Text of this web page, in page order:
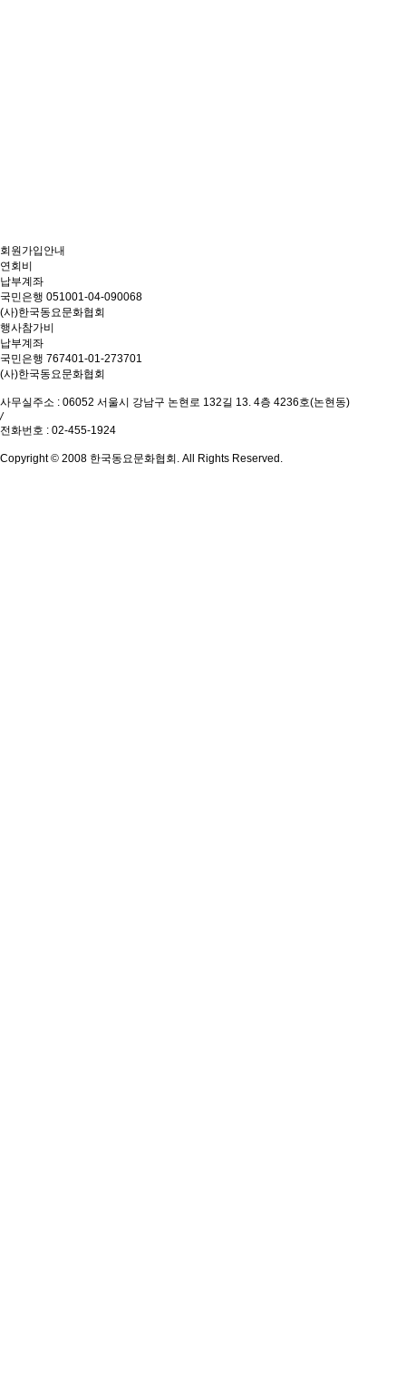
인스타
핫한 동요 소식 모여라
가람도서관
책과 동요의 만남
회원가입안내
연회비
납부계좌
국민은행 051001-04-090068
(사)한국동요문화협회
행사참가비
납부계좌
국민은행 767401-01-273701
(사)한국동요문화협회
사무실주소 : 06052 서울시 강남구 논현로 132길 13. 4층 4236호(논현동)
/
전화번호 : 02-455-1924
Copyright © 2008 한국동요문화협회. All Rights Reserved.